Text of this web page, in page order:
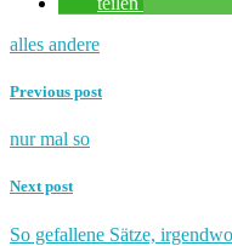
alles andere
Previous post
nur mal so
Next post
So gefallene Sätze,